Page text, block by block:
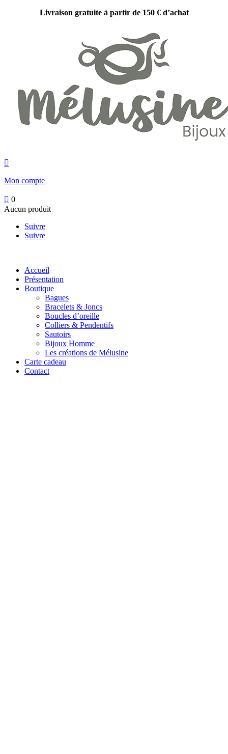
Livraison gratuite à partir de 150 € d’achat

Mon compte
 0
Aucun produit
Suivre
Suivre
Accueil
Présentation
Boutique
Bagues
Bracelets & Joncs
Boucles d’oreille
Colliers & Pendentifs
Sautoirs
Bijoux Homme
Les créations de Mélusine
Carte cadeau
Contact